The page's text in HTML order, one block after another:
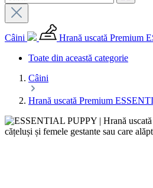
Câini
Hrană uscată Premium
Toate din această categorie
Câini
Hrană uscată Premium